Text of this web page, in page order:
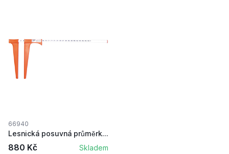
66940
Lesnická posuvná průměrka Bahco 50 cm
880 Kč Skladem